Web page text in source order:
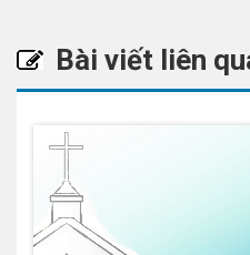
Bài viết liên